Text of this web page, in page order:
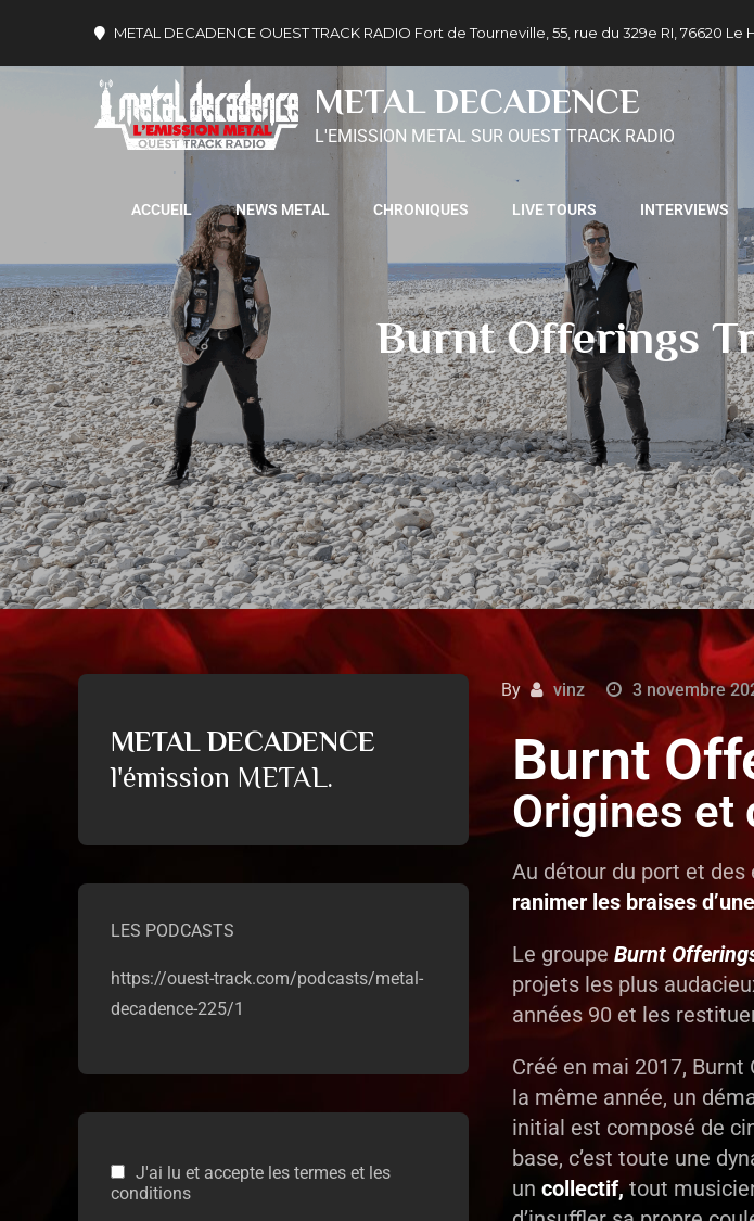
METAL DECADENCE OUEST TRACK RADIO Fort de Tourneville, 55, rue du 329e RI, 76620 Le
METAL DECADENCE
L'EMISSION METAL SUR OUEST TRACK RADIO
ACCUEIL NEWS METAL CHRONIQUES LIVE TOURS INTERVIEWS
Burnt Offerings
By vinz 3 novembre
Burnt
Origines et
Au détour du port et des
ranimer les braises
Le groupe Burnt
projets les plus
années 90 et les
Créé en mai 2017,
la même année, un
initial est composé de
base, c’est toute une
un collectif,tout
METAL DECADENCE
l'émission METAL.
LES PODCASTS
https://ouest-track.com/podcasts/metal-
decadence-225/1
J'ai lu et accepte les termes et les
conditions